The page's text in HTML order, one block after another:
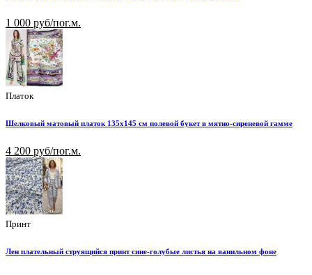
1 000 руб/пог.м.
Платок
Шелковый матовый платок 135х145 см полевой букет в мятно-сиреневой гамме
4 200 руб/пог.м.
Принт
Лен плательный струящийся принт сине-голубые листья на ванильном фоне